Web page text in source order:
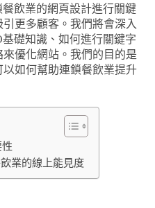
飲業的網頁設計進行關鍵
更多顧客。我們將會深入
礎知識、如何進行關鍵字
優化網站。我們的目的是
如何幫助連鎖餐飲業提升
業的線上能見度